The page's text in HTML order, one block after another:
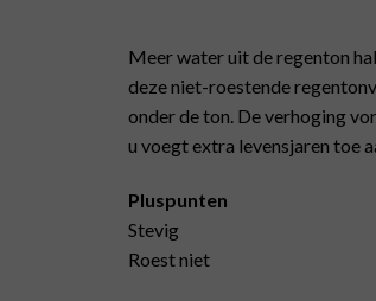
Meer water uit de regenton
deze niet-roestende
onder de ton. De verhoging
u voegt extra levensjaren toe
Pluspunten
Stevig
Roest niet